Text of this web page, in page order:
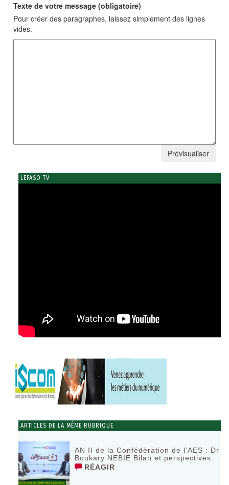
Texte de votre message (obligatoire)
Pour créer des paragraphes, laissez simplement des lignes
vides.
LEFASO TV
ARTICLES DE LA MÊME RUBRIQUE
AN II de la Confédération de l’AES : Dr
Boukary NEBIÉ Bilan et perspectives
RÉAGIR